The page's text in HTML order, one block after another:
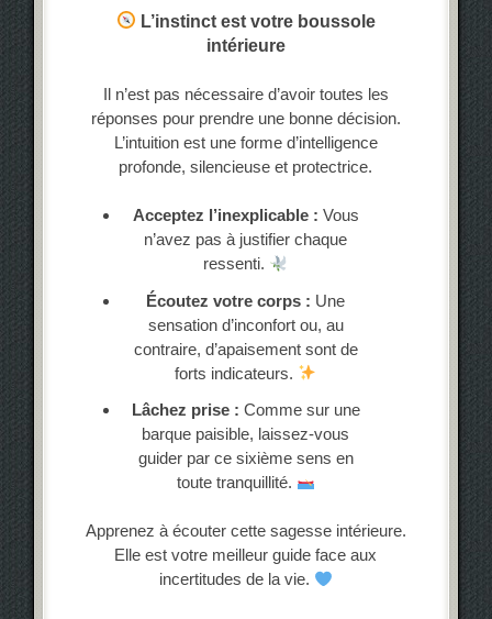
L’instinct est votre boussole
intérieure
Il n’est pas nécessaire d’avoir toutes les
réponses pour prendre une bonne décision.
L’intuition est une forme d’intelligence
profonde, silencieuse et protectrice.
Acceptez l’inexplicable : Vous
n’avez pas à justifier chaque
ressenti.
Écoutez votre corps : Une
sensation d’inconfort ou, au
contraire, d’apaisement sont de
forts indicateurs.
Lâchez prise : Comme sur une
barque paisible, laissez-vous
guider par ce sixième sens en
toute tranquillité.
Apprenez à écouter cette sagesse intérieure.
Elle est votre meilleur guide face aux
incertitudes de la vie.